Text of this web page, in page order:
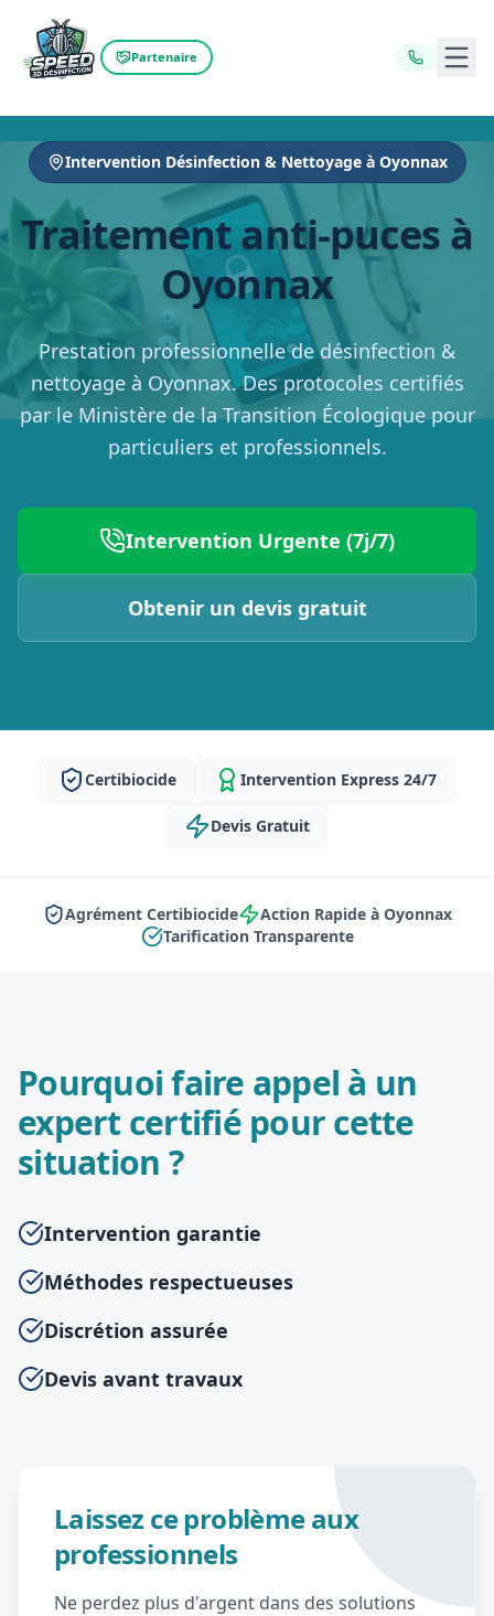
Partenaire
Intervention Désinfection & Nettoyage à Oyonnax
Traitement anti-puces à
Oyonnax
Prestation professionnelle de désinfection &
nettoyage à Oyonnax. Des protocoles certifiés
par le Ministère de la Transition Écologique pour
particuliers et professionnels.
Intervention Urgente (7j/7)
Obtenir un devis gratuit
Certibiocide Intervention Express 24/7
Devis Gratuit
Agrément Certibiocide
Action Rapide à Oyonnax
Tarification Transparente
Pourquoi faire appel à un
expert certifié pour cette
situation ?
Intervention garantie
Méthodes respectueuses
Discrétion assurée
Devis avant travaux
Laissez ce problème aux
professionnels
Ne perdez plus d'argent dans des solutions